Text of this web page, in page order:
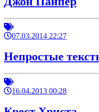
07.03.2014 22:27
Непростые
16.04.2013 00:28